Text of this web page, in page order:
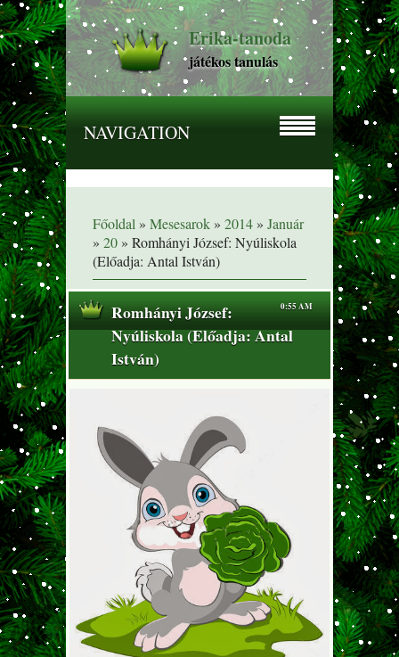
Erika-tanoda
játékos tanulás
NAVIGATION
Főoldal » Mesesarok » 2014 » Január
» 20 » Romhányi József: Nyúliskola
(Előadja: Antal István)
0:55 AM
Romhányi József:
Nyúliskola (Előadja: Antal
István)